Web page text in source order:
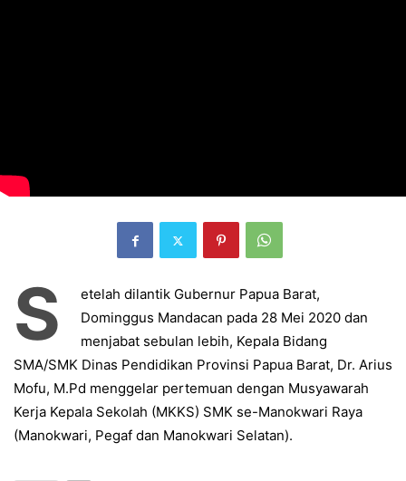
S etelah dilantik Gubernur Papua Barat,
Dominggus Mandacan pada 28 Mei 2020 dan
menjabat sebulan lebih, Kepala Bidang
SMA/SMK Dinas Pendidikan Provinsi Papua Barat, Dr. Arius
Mofu, M.Pd menggelar pertemuan dengan Musyawarah
Kerja Kepala Sekolah (MKKS) SMK se-Manokwari Raya
(Manokwari, Pegaf dan Manokwari Selatan).